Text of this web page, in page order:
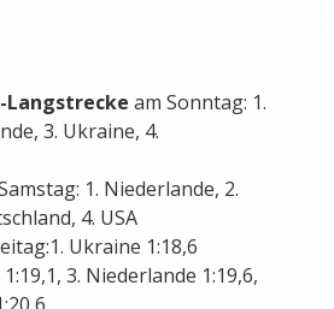
Langstrecke am Sonntag: 1.
3. Ukraine, 4.
1. Niederlande, 2.
4. USA
Ukraine 1:18,6
3. Niederlande 1:19,6,